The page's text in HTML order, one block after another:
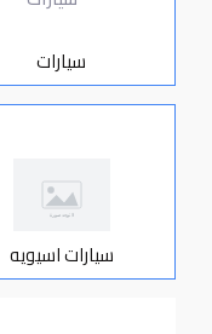
سيارات
سيارات اسيويه